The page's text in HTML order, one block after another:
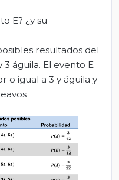
E? ¿y su
resultados del
3 águila. El evento E
o igual a 3 y águila y